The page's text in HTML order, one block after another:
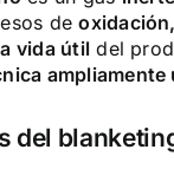
de
vida útil del
del